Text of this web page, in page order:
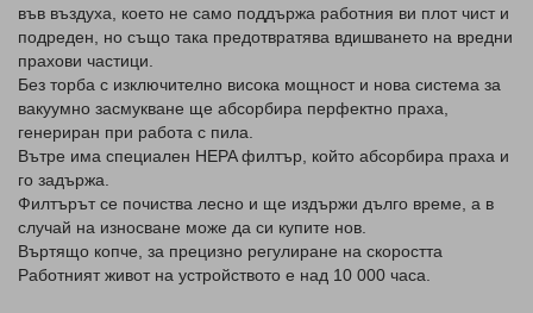
във въздуха, което не само поддържа работния ви плот чист и
подреден, но също така предотвратява вдишването на вредни
прахови частици.
Без торба с изключително висока мощност и нова система за
вакуумно засмукване ще абсорбира перфектно праха,
генериран при работа с пила.
Вътре има специален HEPA филтър, който абсорбира праха и
го задържа.
Филтърът се почиства лесно и ще издържи дълго време, а в
случай на износване може да си купите нов.
Въртящо копче, за прецизно регулиране на скоростта
Работният живот на устройството е над 10 000 часа.